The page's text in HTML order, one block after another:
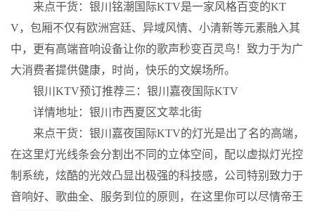
来点干货：银川铭潮国际KTV是一家风格百变的KT
V，包厢不仅有欧洲宫廷、异域风情、小清新等元素融入其
中，更有高端音响设备让你的歌声秒变百灵鸟！致力于为广
大消费者提供健康，时尚，快乐的文娱场所。
银川KTV预订推荐三：银川嘉夜国际KTV
详情地址：银川市西夏区文萃北街
来点干货：银川嘉夜国际KTV的灯光是出了名的高端，
在这里灯光线条会分割出不同的立体空间，配以虚拟灯光控
制系统，炫酷的光效凸显出极强的科技感，公司特别致力于
音响好、歌曲全、服务到位的原则，在这里你可以尽情帝王